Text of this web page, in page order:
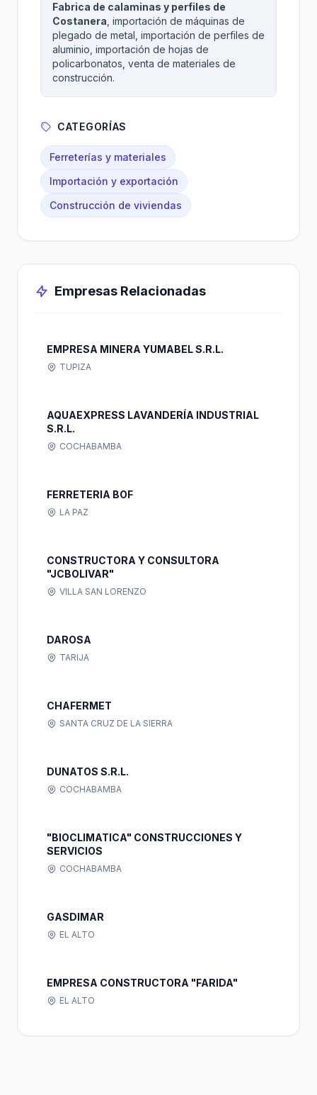
Fabrica de calaminas y perfiles de
Costanera , importación de máquinas de
plegado de metal, importación de perfiles de
aluminio, importación de hojas de
policarbonatos, venta de materiales de
construcción.
CATEGORÍAS
Ferreterías y materiales
Importación y exportación
Construcción de viviendas
Empresas Relacionadas
EMPRESA MINERA YUMABEL S.R.L.
TUPIZA
AQUAEXPRESS LAVANDERÍA INDUSTRIAL
S.R.L.
COCHABAMBA
FERRETERIA BOF
LA PAZ
CONSTRUCTORA Y CONSULTORA
"JCBOLIVAR"
VILLA SAN LORENZO
DAROSA
TARIJA
CHAFERMET
SANTA CRUZ DE LA SIERRA
DUNATOS S.R.L.
COCHABAMBA
"BIOCLIMATICA" CONSTRUCCIONES Y
SERVICIOS
COCHABAMBA
GASDIMAR
EL ALTO
EMPRESA CONSTRUCTORA "FARIDA"
EL ALTO